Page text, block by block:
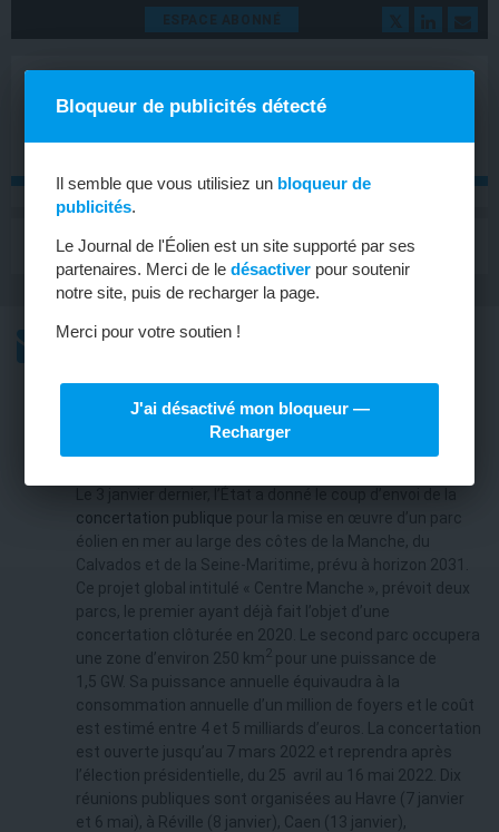
ESPACE ABONNÉ
MENU
L’ACTU
ÉOLIEN EN MER
Concertation lancée en Normandie
concertation publique pour la mise en œuvre d’un parc
éolien en mer au large des côtes de la Manche, du
Calvados et de la Seine-Maritime, prévu à horizon 2031.
Ce projet global intitulé « Centre Manche », prévoit deux
parcs, le premier ayant déjà fait l’objet d’une
concertation clôturée en 2020. Le second parc occupera
une zone d’environ 250 km
pour une puissance de
1,5 GW. Sa puissance annuelle équivaudra à la
consommation annuelle d’un million de foyers et le coût
est estimé entre 4 et 5 milliards d’euros. La concertation
est ouverte jusqu’au 7 mars 2022 et reprendra après
l’élection présidentielle, du 25 avril au 16 mai 2022. Dix
réunions publiques sont organisées au Havre (7 janvier
et 6 mai), à Réville (8 janvier), Caen (13 janvier),
Bloqueur de publicités détecté
Il semble que vous utilisiez un bloqueur de
publicités.
Le Journal de l'Éolien est un site supporté par ses
partenaires. Merci de ledésactiver pour soutenir
notre site, puis de recharger la page.
Merci pour votre soutien !
J'ai désactivé mon bloqueur —
Recharger